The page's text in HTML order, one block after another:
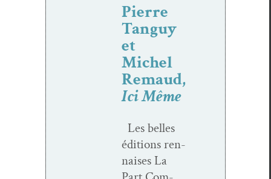
Pierre
Tanguy
et
Michel
Remaud,
Ici Même
Les belles
édi­tions ren­
nais­es La